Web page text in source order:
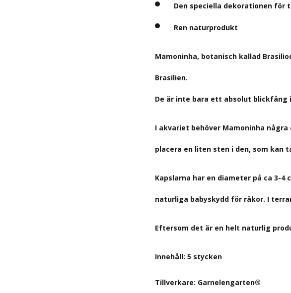
Den speciella dekorationen för
Ren naturprodukt
Mamoninha, botanisch kallad
Brasilien.
De är inte bara ett absolut blickfång
I akvariet behöver Mamoninha
placera en liten sten i den, som kan
Kapslarna har en diameter på ca 3-
naturliga babyskydd för räkor. I
Eftersom det är en helt naturlig
Innehåll: 5 stycken
Tillverkare: Garnelengarten®